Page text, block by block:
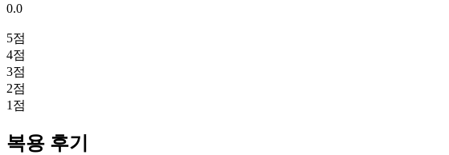
0.0
5점
4점
3점
2점
1 점
복용 후기